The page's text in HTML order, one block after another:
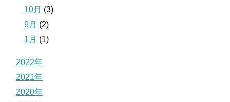
10月 (3)
9月 (2)
1月 (1)
2022年
2021年
2020年